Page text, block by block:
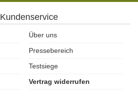
Kundenservice
Über uns
Pressebereich
Testsiege
Vertrag widerrufen